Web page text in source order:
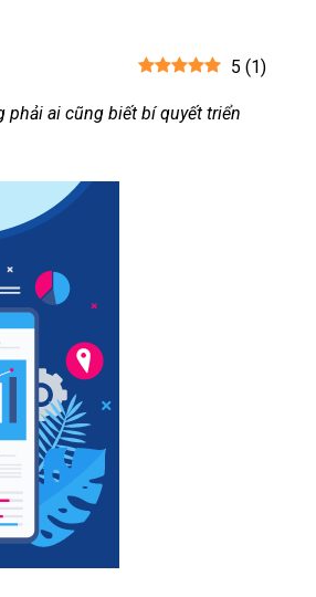
5 (1)
ai cũng biết bí quyết triển